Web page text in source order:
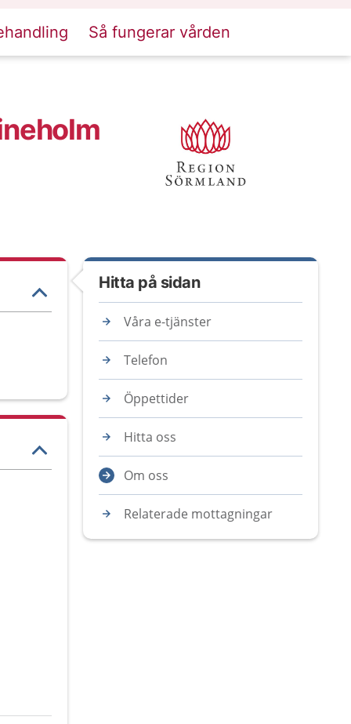
Så fungerar vården
Hitta på sidan
Våra e-tjänster
Telefon
Öppettider
Hitta oss
Om oss
Relaterade mottagningar